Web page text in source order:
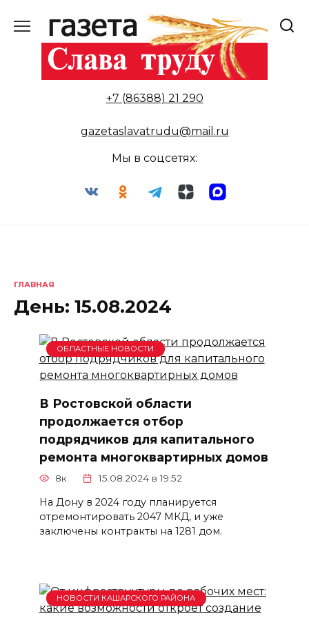
содержанию
+7 (86388) 21 290
gazetaslavatrudu@mail.ru
Мы в соцсетях:
ГЛАВНАЯ
День: 15.08.2024
ОБЛАСТНЫЕ НОВОСТИ
В Ростовской области
продолжается отбор
подрядчиков для капитального
ремонта многоквартирных домов
8к. 15.08.2024 в 19:52
На Дону в 2024 году планируется
отремонтировать 2047 МКД, и уже
заключены контракты на 1281 дом.
НОВОСТИ КАШАРСКОГО РАЙОНА